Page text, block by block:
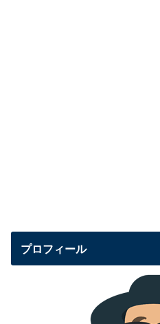
プロフィール